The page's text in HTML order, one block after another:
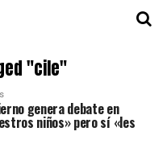
"cile"
genera debate en
niños» pero sí «les